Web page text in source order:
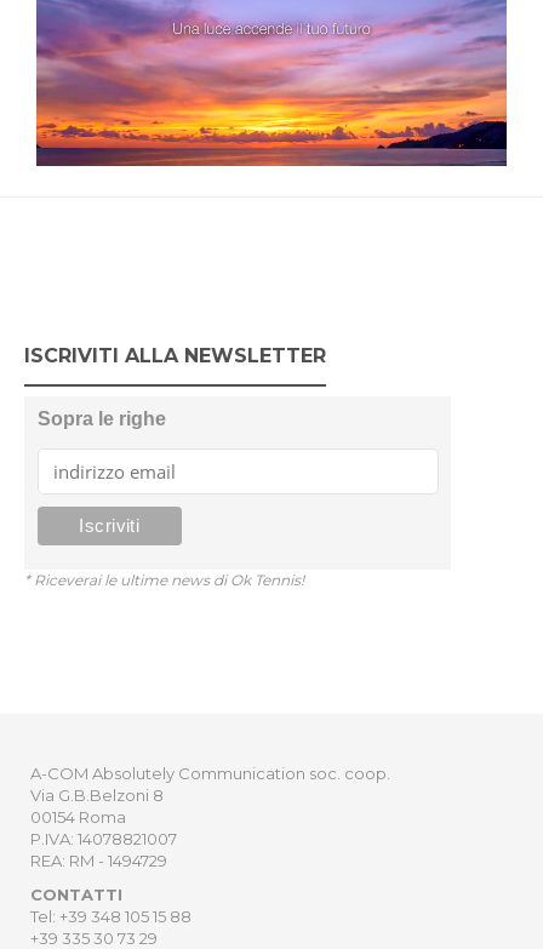
ISCRIVITI ALLA NEWSLETTER
Sopra le righe
* Riceverai le ultime news di Ok Tennis!
A-COM Absolutely Communication soc. coop.
Via G.B.Belzoni 8
00154 Roma
P.IVA: 14078821007
REA: RM - 1494729
CONTATTI
Tel: +39 348 105 15 88
+39 335 30 73 29